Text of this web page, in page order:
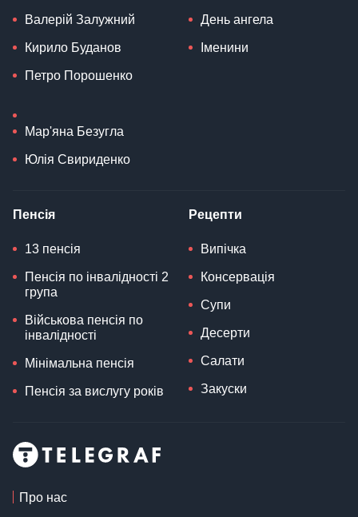
Валерій Залужний
Кирило Буданов
Петро Порошенко
Мар'яна Безугла
Юлія Свириденко
День ангела
Іменини
Пенсія
13 пенсія
Пенсія по інвалідності 2
група
Військова пенсія по
інвалідності
Мінімальна пенсія
Пенсія за вислугу років
Рецепти
Випічка
Консервація
Супи
Десерти
Салати
Закуски
Про нас